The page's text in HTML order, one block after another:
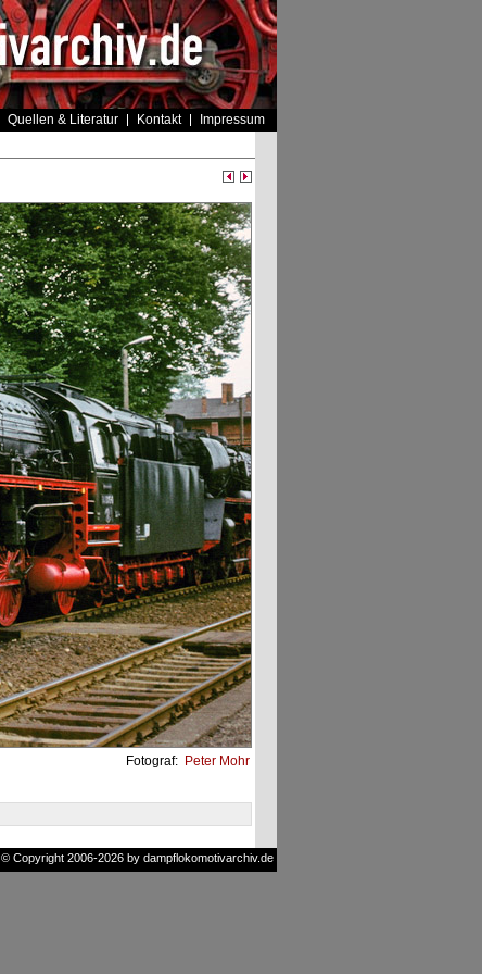
Quellen & Literatur Kontakt Impressum
Fotograf: Peter Mohr
© Copyright 2006-2026 by dampflokomotivarchiv.de